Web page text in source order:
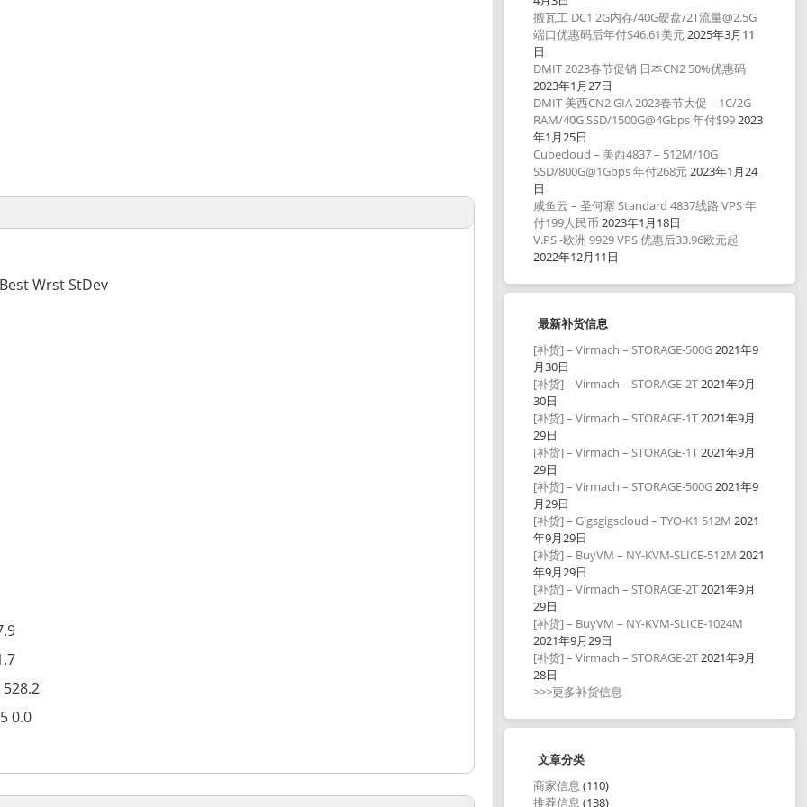
Wrst StDev
0.0
搬瓦工 DC1 2G内存/40G硬盘/2T流量@2.5G
端口优惠码后年付$46.61美元2025年3月11
日
DMIT 2023春节促销 日本CN2 50%优惠码
2023年1月27日
DMIT 美西CN2 GIA 2023春节大促 – 1C/2G
RAM/40G SSD/1500G@4Gbps 年付$992023
年1月25日
Cubecloud – 美西4837 – 512M/10G
SSD/800G@1Gbps 年付268元2023年1月24
日
咸鱼云 – 圣何塞 Standard 4837线路 VPS 年
付199人民币 2023年1月18日
V.PS -欧洲 9929 VPS 优惠后33.96欧元起
2022年12月11日
最新补货信息
[补货] – Virmach – STORAGE-500G2021年9
月30日
[补货] – Virmach – STORAGE-2T2021年9月
30日
[补货] – Virmach – STORAGE-1T2021年9月
29日
[补货] – Virmach – STORAGE-1T2021年9月
29日
[补货] – Virmach – STORAGE-500G2021年9
月29日
[补货] – Gigsgigscloud – TYO-K1 512M 2021
年9月29日
[补货] – BuyVM – NY-KVM-SLICE-512M 2021
年9月29日
[补货] – Virmach – STORAGE-2T2021年9月
29日
[补货] – BuyVM – NY-KVM-SLICE-1024M
2021年9月29日
[补货] – Virmach – STORAGE-2T2021年9月
28日
>>>更多补货信息
文章分类
商家信息 (110)
推荐信息 (138)